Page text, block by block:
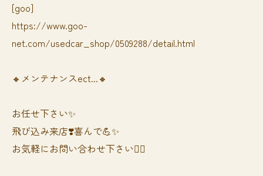
[goo]
https://www.goo-
net.com/usedcar_shop/0509288/detail.html
🔸メンテナンスect...🔸
お任せ下さい✨
飛び込み来店❣️喜んで💪✨
お気軽にお問い合わせ下さい🙆‍♀️